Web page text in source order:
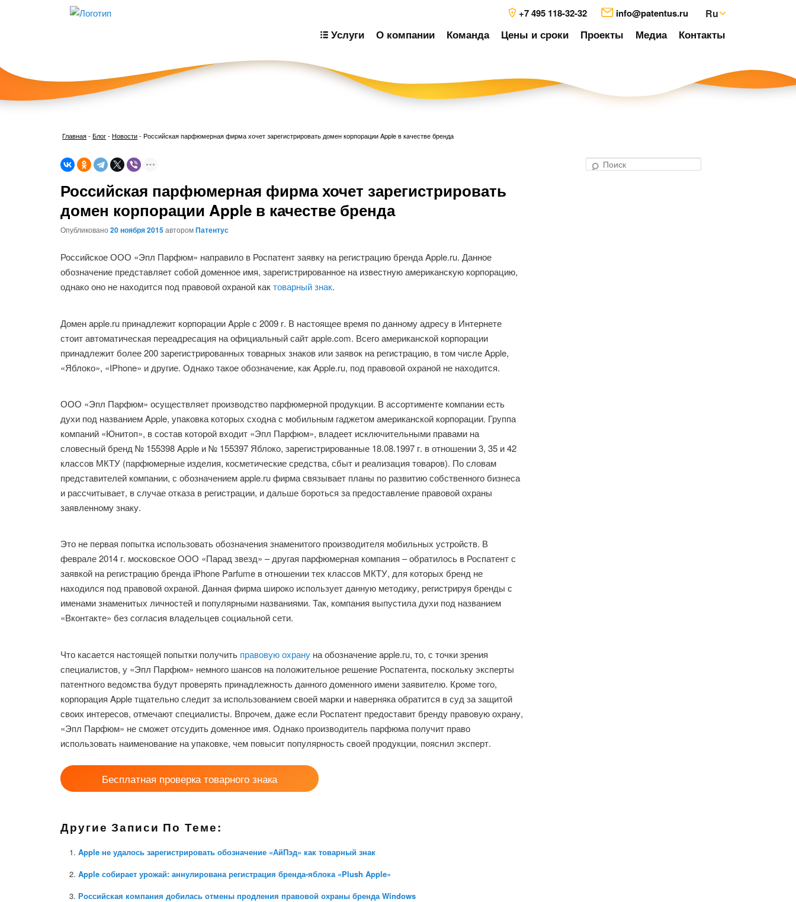
+7 495 118-32-32 info@patentus.ru Ru
Услуги О компании Команда Цены и сроки Проекты Медиа Контакты
Главная-Блог- Новости- Российская парфюмерная фирма хочет зарегистрировать домен корпорации Apple в качестве бренда
Российская парфюмерная фирма хочет зарегистрировать
домен корпорации Apple в качестве бренда
Опубликовано20 ноября 2015авторомПатентус
Российское ООО «Эпл Парфюм» направило в Роспатент заявку на регистрацию бренда Apple.ru. Данное
обозначение представляет собой доменное имя, зарегистрированное на известную американскую корпорацию,
однако оно не находится под правовой охраной кактоварный знак.
Домен apple.ru принадлежит корпорации Apple с 2009 г. В настоящее время по данному адресу в Интернете
стоит автоматическая переадресация на официальный сайт apple.com. Всего американской корпорации
принадлежит более 200 зарегистрированных товарных знаков или заявок на регистрацию, в том числе Apple,
«Яблоко», «IPhone» и другие. Однако такое обозначение, как Apple.ru, под правовой охраной не находится.
ООО «Эпл Парфюм» осуществляет производство парфюмерной продукции. В ассортименте компании есть
духи под названием Apple, упаковка которых сходна с мобильным гаджетом американской корпорации. Группа
компаний «Юнитоп», в состав которой входит «Эпл Парфюм», владеет исключительными правами на
словесный бренд № 155398 Apple и № 155397 Яблоко, зарегистрированные 18.08.1997 г. в отношении 3, 35 и 42
классов МКТУ (парфюмерные изделия, косметические средства, сбыт и реализация товаров). По словам
представителей компании, с обозначением apple.ru фирма связывает планы по развитию собственного бизнеса
и рассчитывает, в случае отказа в регистрации, и дальше бороться за предоставление правовой охраны
заявленному знаку.
Это не первая попытка использовать обозначения знаменитого производителя мобильных устройств. В
феврале 2014 г. московское ООО «Парад звезд» – другая парфюмерная компания – обратилось в Роспатент с
заявкой на регистрацию бренда iPhone Parfume в отношении тех классов МКТУ, для которых бренд не
находился под правовой охраной. Данная фирма широко использует данную методику, регистрируя бренды с
именами знаменитых личностей и популярными названиями. Так, компания выпустила духи под названием
«Вконтакте» без согласия владельцев социальной сети.
Что касается настоящей попытки получить правовую охрану на обозначение apple.ru, то, с точки зрения
специалистов, у «Эпл Парфюм» немного шансов на положительное решение Роспатента, поскольку эксперты
патентного ведомства будут проверять принадлежность данного доменного имени заявителю. Кроме того,
корпорация Apple тщательно следит за использованием своей марки и наверняка обратится в суд за защитой
своих интересов, отмечают специалисты. Впрочем, даже если Роспатент предоставит бренду правовую охрану,
«Эпл Парфюм» не сможет отсудить доменное имя. Однако производитель парфюма получит право
использовать наименование на упаковке, чем повысит популярность своей продукции, пояснил эксперт.
Бесплатная проверка товарного знака
Другие Записи По Теме:
Apple не удалось зарегистрировать обозначение «АйПэд» как товарный знак
Apple собирает урожай: аннулирована регистрация бренда-яблока «Plush Apple»
Российская компания добилась отмены продления правовой охраны бренда Windows